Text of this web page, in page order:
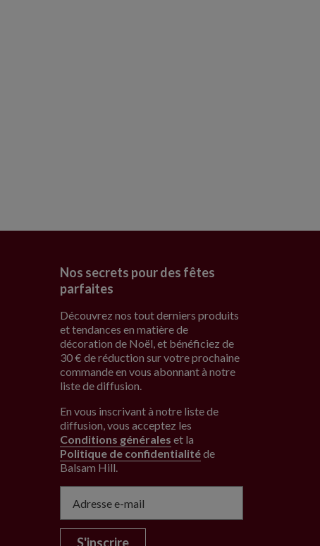
Nos secrets pour des fêtes
parfaites
Découvrez nos tout derniers produits
et tendances en matière de
décoration de Noël, et bénéficiez de
30 € de réduction sur votre prochaine
commande en vous abonnant à notre
liste de diffusion.
En vous inscrivant à notre liste de
diffusion, vous acceptez les
Conditions générales et la
Politique de confidentialitéde
Balsam Hill.
S'inscrire